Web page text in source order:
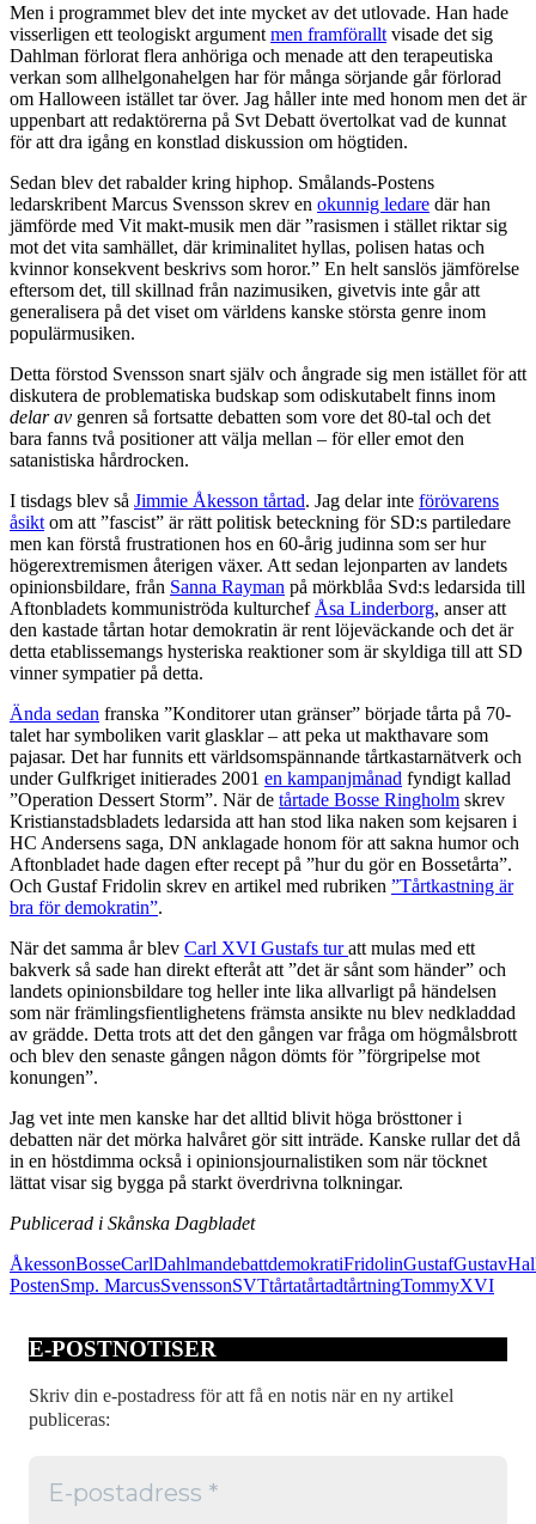
Men i programmet blev det inte mycket av det utlovade. Han hade
visserligen ett teologiskt argument men framförallt visade det sig
Dahlman förlorat flera anhöriga och menade att den terapeutiska
verkan som allhelgonahelgen har för många sörjande går förlorad
om Halloween istället tar över. Jag håller inte med honom men det är
uppenbart att redaktörerna på Svt Debatt övertolkat vad de kunnat
för att dra igång en konstlad diskussion om högtiden.
Sedan blev det rabalder kring hiphop. Smålands-Postens
ledarskribent Marcus Svensson skrev en okunnig ledare där han
jämförde med Vit makt-musik men där ”rasismen i stället riktar sig
mot det vita samhället, där kriminalitet hyllas, polisen hatas och
kvinnor konsekvent beskrivs som horor.” En helt sanslös jämförelse
eftersom det, till skillnad från nazimusiken, givetvis inte går att
generalisera på det viset om världens kanske största genre inom
populärmusiken.
Detta förstod Svensson snart själv och ångrade sig men istället för att
diskutera de problematiska budskap som odiskutabelt finns inom
delar av genren så fortsatte debatten som vore det 80-tal och det
bara fanns två positioner att välja mellan – för eller emot den
satanistiska hårdrocken.
I tisdags blev så Jimmie Åkesson tårtad. Jag delar inte förövarens
åsikt om att ”fascist” är rätt politisk beteckning för SD:s partiledare
men kan förstå frustrationen hos en 60-årig judinna som ser hur
högerextremismen återigen växer. Att sedan lejonparten av landets
opinionsbildare, från Sanna Rayman på mörkblåa Svd:s ledarsida till
Aftonbladets kommuniströda kulturchef Åsa Linderborg, anser att
den kastade tårtan hotar demokratin är rent löjeväckande och det är
detta etablissemangs hysteriska reaktioner som är skyldiga till att SD
vinner sympatier på detta.
Ända sedan franska ”Konditorer utan gränser” började tårta på 70-
talet har symboliken varit glasklar – att peka ut makthavare som
pajasar. Det har funnits ett världsomspännande tårtkastarnätverk och
under Gulfkriget initierades 2001 en kampanjmånad fyndigt kallad
”Operation Dessert Storm”. När de tårtade Bosse Ringholm skrev
Kristianstadsbladets ledarsida att han stod lika naken som kejsaren i
HC Andersens saga, DN anklagade honom för att sakna humor och
Aftonbladet hade dagen efter recept på ”hur du gör en Bossetårta”.
Och Gustaf Fridolin skrev en artikel med rubriken ”Tårtkastning är
bra för demokratin”.
När det samma år blev Carl XVI Gustafs turatt mulas med ett
bakverk så sade han direkt efteråt att ”det är sånt som händer” och
landets opinionsbildare tog heller inte lika allvarligt på händelsen
som när främlingsfientlighetens främsta ansikte nu blev nedkladdad
av grädde. Detta trots att det den gången var fråga om högmålsbrott
och blev den senaste gången någon dömts för ”förgripelse mot
konungen”.
Jag vet inte men kanske har det alltid blivit höga brösttoner i
debatten när det mörka halvåret gör sitt inträde. Kanske rullar det då
in en höstdimma också i opinionsjournalistiken som när töcknet
lättat visar sig bygga på starkt överdrivna tolkningar.
Publicerad i Skånska Dagbladet
ÅkessonBosseCarlDahlmandebattdemokratiFridolinGustafGustav
PostenSmp. MarcusSvenssonSVTtårtatårtadtårtningTommyXVI
E-POSTNOTISER
Skriv din e-postadress för att få en notis när en ny artikel
publiceras: